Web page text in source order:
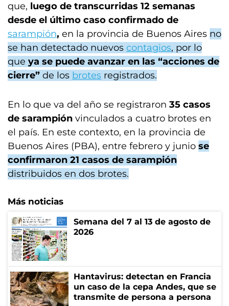
que, luego de transcurridas 12 semanas
desde el último caso confirmado de
sarampión, en la provincia de Buenos Aires no
se han detectado nuevos contagios, por lo
que ya se puede avanzar en las “acciones de
cierre” de los brotes registrados.
En lo que va del año se registraron 35 casos
de sarampión vinculados a cuatro brotes en
el país. En este contexto, en la provincia de
Buenos Aires (PBA), entre febrero y junio se
confirmaron 21 casos de sarampión
distribuidos en dos brotes.
Más noticias
Semana del 7 al 13 de agosto de
2026
Hantavirus: detectan en Francia
un caso de la cepa Andes, que se
transmite de persona a persona